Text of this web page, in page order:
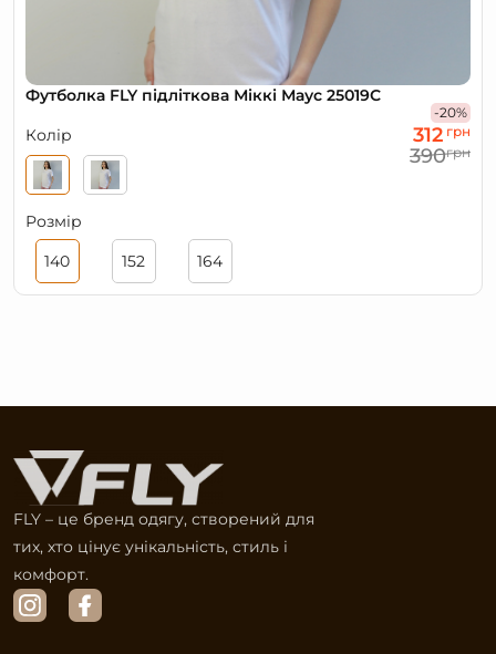
Футболка FLY підліткова Міккі Маус 25019С
Колір
-20%
312 грн
390грн
Розмір
140
152 164
FLY – це бренд одягу, створений для
тих, хто цінує унікальність, стиль і
комфорт.